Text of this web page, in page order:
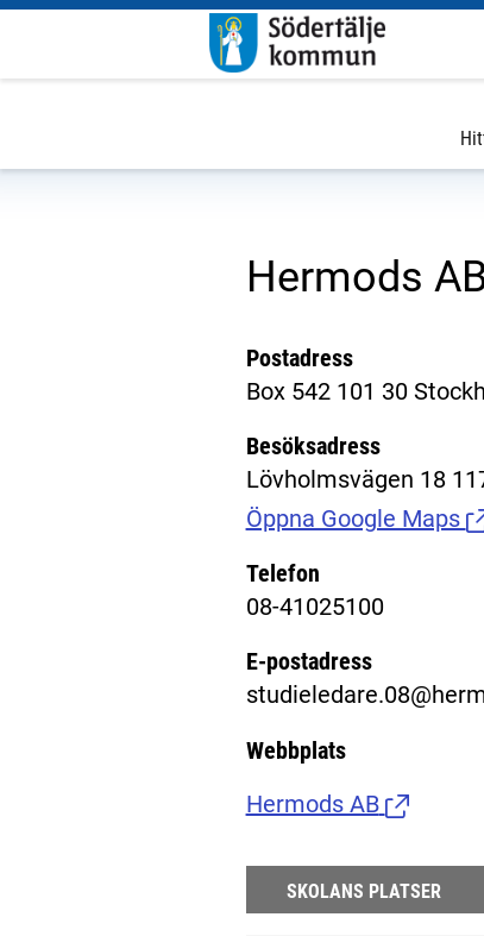
Hermods
Postadress
Box 542 101 30
Besöksadress
Lövholmsvägen 18
Öppna Google Maps
Telefon
08-41025100
E-postadress
Webbplats
Hermods AB (Länk till
SKOLANS PLATSER